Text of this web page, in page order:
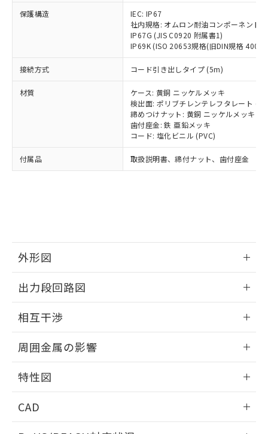
保護構造
IEC: IP67
社内規格: オムロン耐油コンポーネント
IP67G (JIS C0920 附属書1)
IP69K (ISO 20653規格(旧DIN規格
接続方式 コード引き出しタイプ (5m)
材質
ケース: 黄銅 ニッケルメッキ
検出面: ポリブチレンテレフタレート
締めつけナット: 黄銅 ニッケルメッキ
歯付座金: 鉄 亜鉛メッキ
コード: 塩化ビニル (PVC)
付属品 取扱説明書、締付ナット、歯付座金
外形図
外形図
出力段回路図
出力段回路図
相互干渉
相互干渉
周囲金属の影響
周囲金属の影響
特性図
検出物体の大きさと材質による影響
CAD
覧された時点での実際の在庫および標
準価格とは異なる場合があることをご
正式な納期状況および標準価格はお客
様のお取引先、またはお客様担当のオ
ムロン制御機器販売店・当社販売員に
ご相談ください。
オムロン制御機器販売店や当社販売拠
販売ネットワーク
」をご確認
在庫状況および標準価格結果を当社の
事前の承諾なく第三者に漏洩または開
示しないようお願いします。
マイパーツ機能（部品リスト作成サー
および当社の共同利用者が、当社の製
※当社の共同利用者とは、
の共同利用に関して"
の「1.共同利
指します。
ミウム(Cd) 100ppm以下、
六価クロム(Cr(Ⅵ)) 1000ppm以下、ポリ臭化ビフェニル
類(PBB) 1000ppm以下、ポリ臭化ジフェニルエーテル類
(PBDE) 1000ppm以下、フタル酸ビス(2-エチルヘキシ
ル) (DEHP)(別名：DOP) 1000ppm以下、フタル酸ブチ
ルベンジル（BBP） 1000ppm以下、フタル酸ジブチル
（DBP） 1000ppm以下、フタル酸ジイソブチル
(DIBP) 1000ppm以下
但し、RoHS指令で産業用監視および制御機器に対する
フタル酸エステル類の４物質については閾値を超える意
図的な使用がないことを確認しています。
部品在庫の切り替え状況などにより、予定
月が前後することがあります。
とができます。
EU RoHS指令（10物質）の非含有証明書
51物質の非含有証明書（当社基準）
※本証明書は発行日時点で非含有を証明す
るもので、過去に遡って非含有を証明する
また、RoHS指令のフタル酸エステル類４
物質の対応では、対応完了までの期間は出
荷製品に未対応品が混在することから備考
り、2022年1月12日より割愛しておりま
Pb(鉛) :1000ppm、 Hg(水銀) : 1000ppm、 Cd(カドミウ
ム) : 100ppm、
Cr(Ⅵ)(六価クロム) : 1000ppm、 PBBs(ポリ臭化ビフェ
ニル類) : 1000ppm、 PBDEs(ポリ臭化ジフェニルエーテ
DBP(フタル酸ジブチル) : 1000ppm、 DIBP(フタル酸ジ
イソブチル) : 1000ppm、 BBP(フタル酸ブチルベンジ
ル) : 1000ppm、
DEHP(フタル酸ビス(2-エチルヘキシル)) : 1000ppm
※2 環境保護使用期限
「ｅ」：有害物質（10物質）のすべてが基
準値以下であることを示します。
「10」：通常の使用状況下において有害物
質が外部に漏えいし、環境に深刻な影響を
可)を取得するなどの必要な手続きを
当社は規制貨物を破棄する場合は、完
全に破砕するなど、違法に輸出されな
いよう必要な手段を講じます。
当社は貴社製品を、核兵器、ミサイ
ル、化学兵器、生物兵器またはその他
武器並びにこれらの製造装置等に一切
使用いたしません。
当社は、貴社製品を第三者に販売する
場合は、上記1、2および3の内容を当
該第三者に通知します。また当社は、
販売先および販売に係わる関係者が違
法に輸出するおそれがある場合は、取
一定数以上の在庫あり
一定数には満たないが在庫あり
在庫なし(最新の在庫状況につ
いては、お客様のお取引先、ま
たはお客様担当のオムロン制御
機器販売店・当社販売員にご確
認ください)
受注生産機種、また在庫状況の